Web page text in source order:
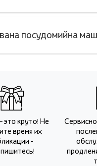
посудомийна
это круто! Не
время их
-